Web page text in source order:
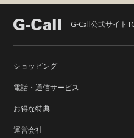
G-Call公式サイト
ショッピング
電話・通信サービス
お得な特典
運営会社